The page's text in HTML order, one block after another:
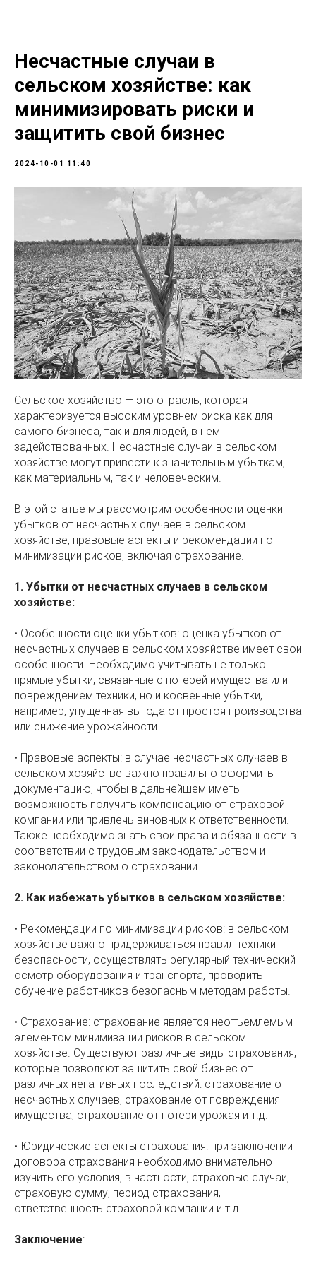
Несчастные случаи в
сельском хозяйстве: как
минимизировать риски и
защитить свой бизнес
2024-10-01 11:40
Сельское хозяйство — это отрасль, которая
характеризуется высоким уровнем риска как для
самого бизнеса, так и для людей, в нем
задействованных. Несчастные случаи в сельском
хозяйстве могут привести к значительным убыткам,
как материальным, так и человеческим.
В этой статье мы рассмотрим особенности оценки
убытков от несчастных случаев в сельском
хозяйстве, правовые аспекты и рекомендации по
минимизации рисков, включая страхование.
1. Убытки от несчастных случаев в сельском
хозяйстве:
• Особенности оценки убытков: оценка убытков от
несчастных случаев в сельском хозяйстве имеет свои
особенности. Необходимо учитывать не только
прямые убытки, связанные с потерей имущества или
повреждением техники, но и косвенные убытки,
например, упущенная выгода от простоя производства
или снижение урожайности.
• Правовые аспекты: в случае несчастных случаев в
сельском хозяйстве важно правильно оформить
документацию, чтобы в дальнейшем иметь
возможность получить компенсацию от страховой
компании или привлечь виновных к ответственности.
Также необходимо знать свои права и обязанности в
соответствии с трудовым законодательством и
законодательством о страховании.
2. Как избежать убытков в сельском хозяйстве:
• Рекомендации по минимизации рисков: в сельском
хозяйстве важно придерживаться правил техники
безопасности, осуществлять регулярный технический
осмотр оборудования и транспорта, проводить
обучение работников безопасным методам работы.
• Страхование: страхование является неотъемлемым
элементом минимизации рисков в сельском
хозяйстве. Существуют различные виды страхования,
которые позволяют защитить свой бизнес от
различных негативных последствий: страхование от
несчастных случаев, страхование от повреждения
имущества, страхование от потери урожая и т.д.
• Юридические аспекты страхования: при заключении
договора страхования необходимо внимательно
изучить его условия, в частности, страховые случаи,
страховую сумму, период страхования,
ответственность страховой компании и т.д.
Заключение: